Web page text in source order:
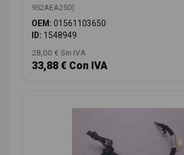
952AEA250)
OEM: 01561103650
ID: 1548949
28,00 € Sin IVA
33,88 € Con IVA